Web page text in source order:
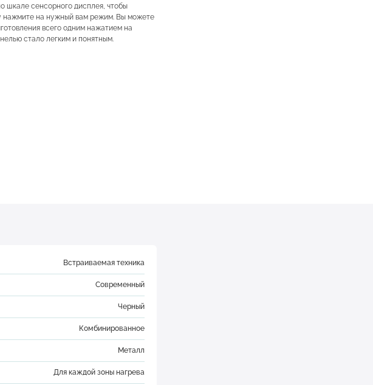
шкале сенсорного дисплея, чтобы
нажмите на нужный вам режим. Вы можете
всего одним нажатием на
стало легким и понятным.
Встраиваемая техника
Современный
Черный
Комбинированное
Металл
Для каждой зоны нагрева